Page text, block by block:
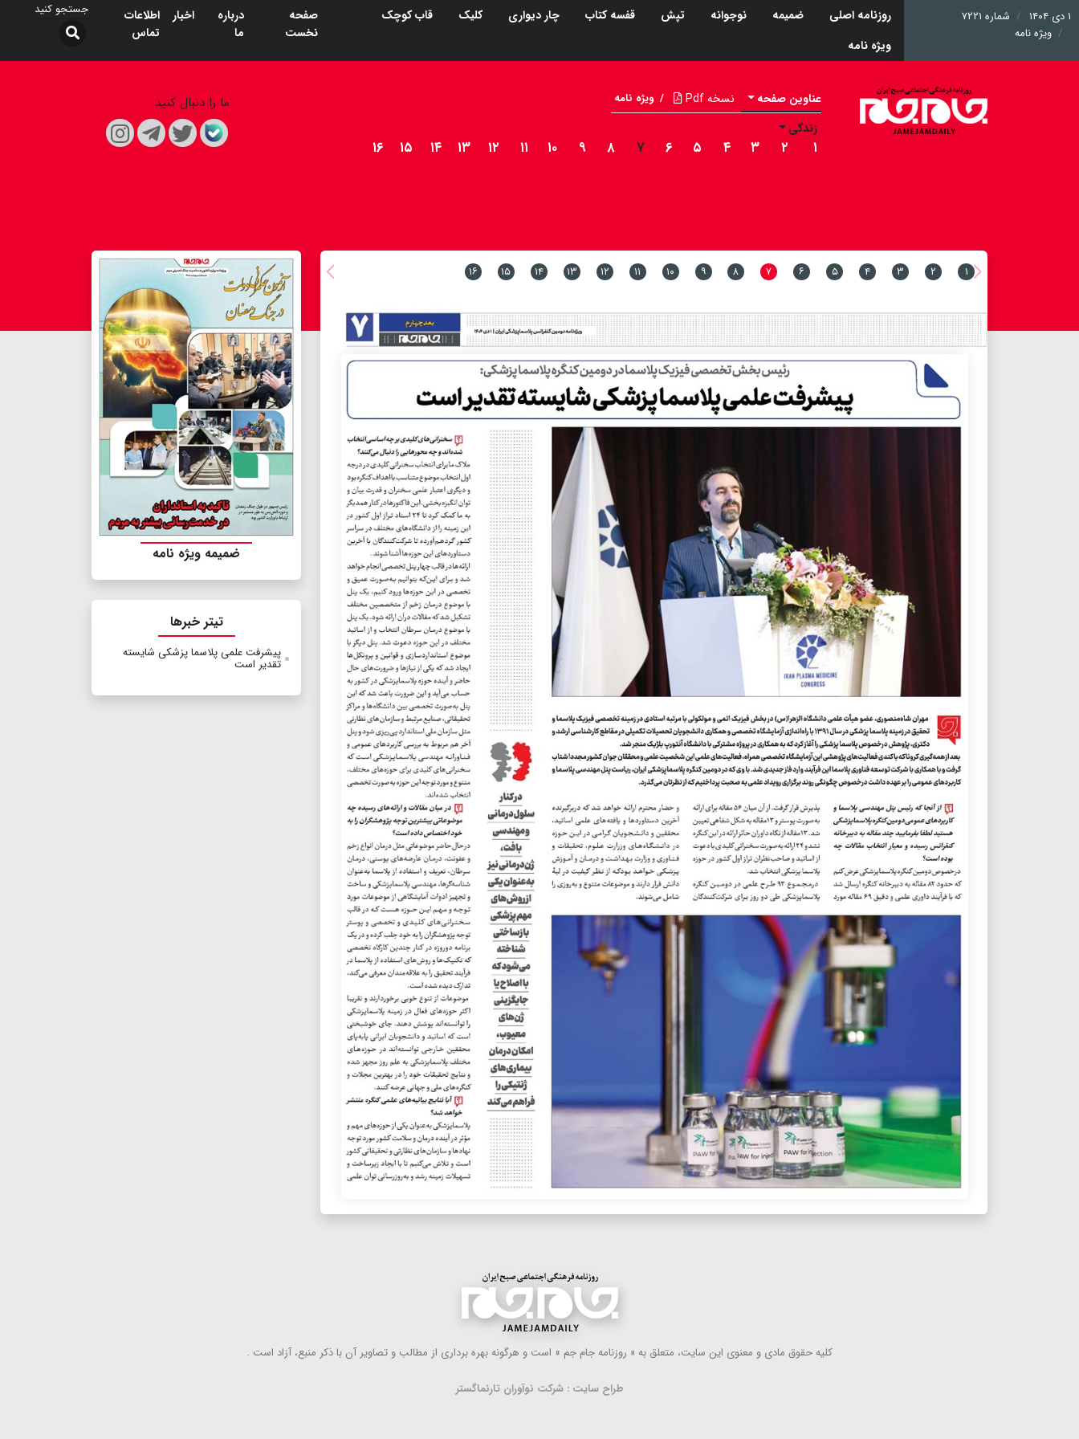
۱ دی ۱۴۰۴
شماره ۷۲۲۱
ویژه نامه
روزنامه اصلی ضمیمه نوجوانه تپش قفسه کتاب چار دیواری کلیک
قاب کوچک
ویژه نامه
صفحه
نخست
درباره
ما
اخبار
اطلاعات
تماس
عناوین صفحه نسخه Pdf / ویژه نامه
زندگی
۱ ۲ ۳ ۴ ۵ ۶ ۷ ۸ ۹ ۱۰ ۱۱ ۱۲ ۱۳ ۱۴ ۱۵ ۱۶
ما را دنبال کنید
۱ ۲ ۳ ۴ ۵ ۶ ۷ ۸ ۹ ۱۰ ۱۱ ۱۲ ۱۳ ۱۴ ۱۵ ۱۶
ضمیمه ویژه نامه
تیتر خبرها
پیشرفت علمی پلاسما پزشکی شایسته
تقدیر است
كلیه حقوق مادی و معنوی این سایت، متعلق به « روزنامه جام جم » است و هرگونه بهره ‌برداری از مطالب و تصاویر آن با ذكر منبع، آزاد است .
طراح سایت : شرکت نوآوران تارنماگستر